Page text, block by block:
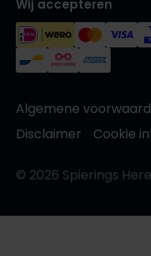
Wij accepteren
Algemene
Disclaimer
Cookie
© 2026 Spierings